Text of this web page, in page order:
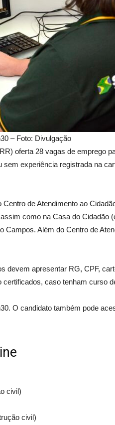
– Foto: Divulgação
oferta 28 vagas de emprego
experiência registrada na
de Atendimento ao
como na Casa do Cidadão
Campos. Além do Centro de
devem apresentar RG, CPF,
caso tenham curso
O candidato também pode
civil)
civil)